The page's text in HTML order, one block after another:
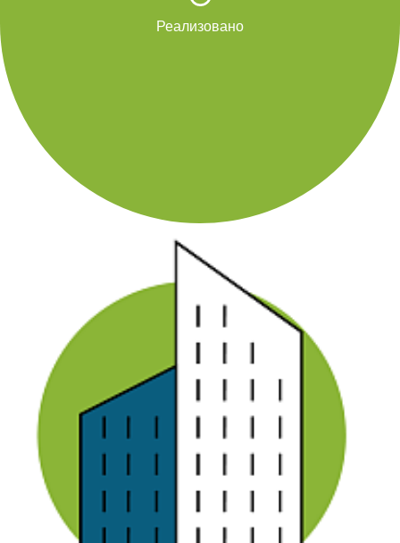
Реализовано